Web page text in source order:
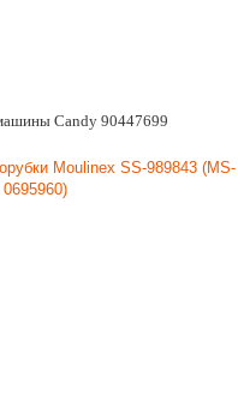
Candy 90447699